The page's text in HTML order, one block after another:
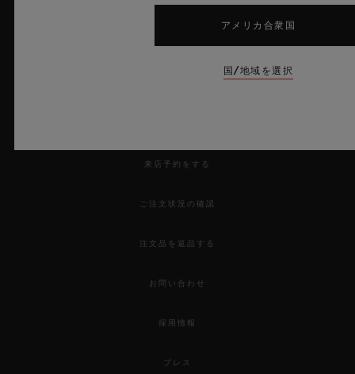
来店予約をする
ご注文状況の確認
注文品を返品する
お問い合わせ
採用情報
プレス
アメリカ合衆国
国/地域を選択